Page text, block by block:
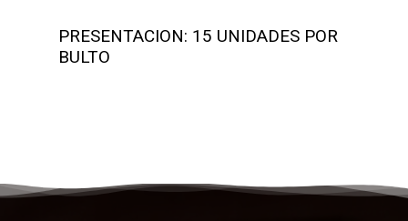
PRESENTACION: 15 UNIDADES POR
BULTO